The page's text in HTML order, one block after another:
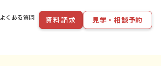
よくある質問 資料請求 見学・相談予約